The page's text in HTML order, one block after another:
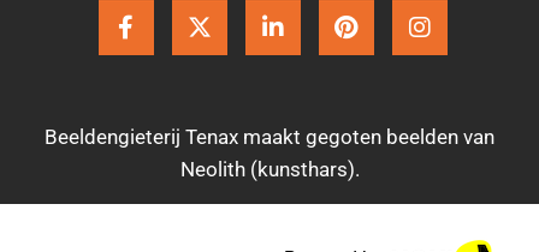
Beeldengieterij Tenax maakt gegoten beelden van
Neolith (kunsthars).